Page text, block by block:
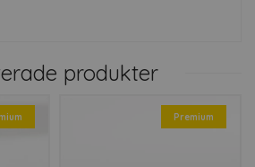
produkter
Premium